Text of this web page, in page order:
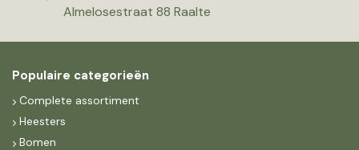
Almelosestraat 88 Raalte
Populaire categorieën
Complete assortiment
Heesters
Bomen